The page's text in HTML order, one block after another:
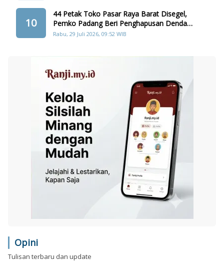
10
44 Petak Toko Pasar Raya Barat Disegel,
Pemko Padang Beri Penghapusan Denda
Retribusi
Rabu, 29 Juli 2026, 09:52 WIB
Opini
Tulisan terbaru dan update